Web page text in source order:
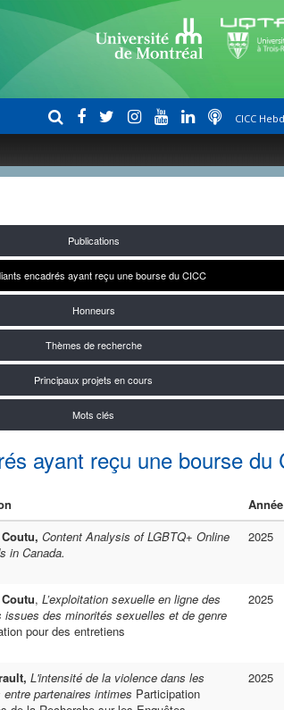
CICC
Publications
encadrés ayant reçu une bourse du CICC
Honneurs
Thèmes de recherche
Principaux projets en cours
Mots clés
ayant reçu une bourse du
Année
Content Analysis of LGBTQ+ Online
in Canada.
2025
, L’exploitation sexuelle en ligne des
issues des minorités sexuelles et de genre
pour des entretiens
2025
L'intensité de la violence dans les
partenaires intimes Participation
2025